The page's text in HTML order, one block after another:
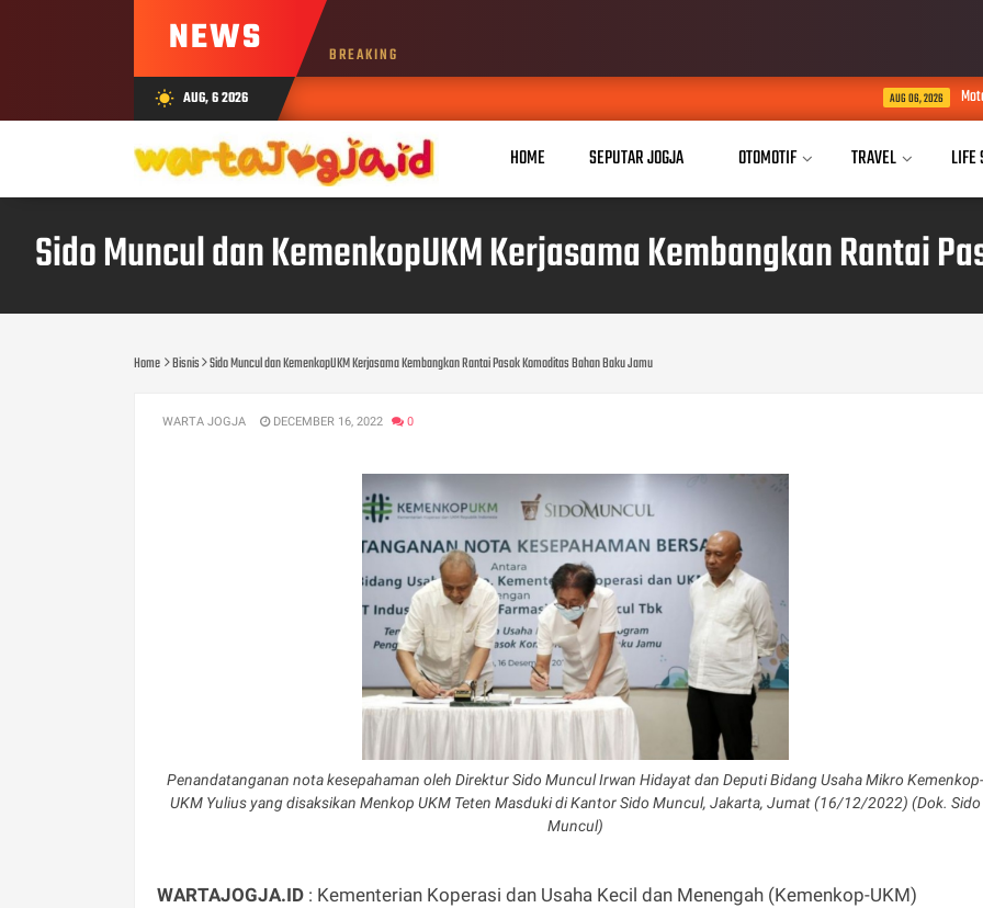
NEWS BREAKING
wb_sunny AUG, 6 2026 Motorola Resmi
HOME SEPUTAR JOGJA OTOMOTIF TRAVEL LIFE
Sido Muncul dan KemenkopUKM Kerjasama Kembangkan Rantai
Home Bisnis Sido Muncul dan KemenkopUKM Kerjasama Kembangkan Rantai Pasok Komoditas Bahan Baku Jamu
WARTA JOGJA DECEMBER 16, 2022 0
Penandatanganan nota kesepahaman oleh Direktur Sido Muncul Irwan Hidayat dan Deputi Bidang Usaha Mikro Kemenkop-
UKM Yulius yang disaksikan Menkop UKM Teten Masduki di Kantor Sido Muncul, Jakarta, Jumat (16/12/2022) (Dok. Sido
Muncul)
WARTAJOGJA.ID : Kementerian Koperasi dan Usaha Kecil dan Menengah (Kemenkop-UKM)